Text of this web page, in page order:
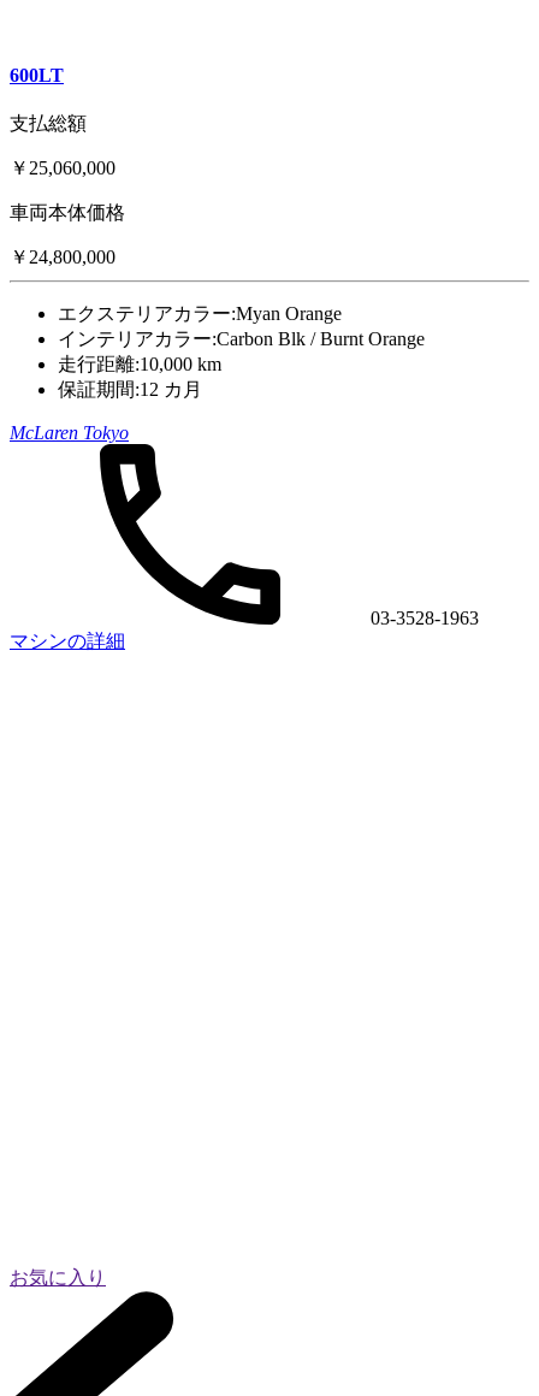
600LT
支払総額
￥25,060,000
車両本体価格
￥24,800,000
エクステリアカラー:Myan Orange
インテリアカラー:Carbon Blk / Burnt Orange
走行距離:10,000 km
保証期間:12 カ月
McLaren Tokyo
03-3528-1963
マシンの詳細
お気に入り